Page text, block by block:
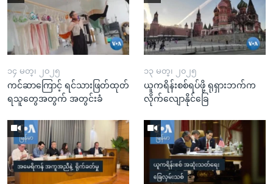
၁၄ မတ္၊ ၂၀၂၅
ကင်ဆာကြောင့် ရင်သားဖြတ်ထုတ်
ရသူတွေအတွက် အတွင်းခံ
၁၃ မတ္၊ ၂၀၂၅
ယူကရိန်းစစ်ရပ်ဖို့ ရုရှားဘက်က
လိုက်လျောနိုင်ခြေ